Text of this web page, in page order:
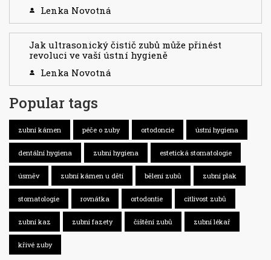
Lenka Novotná
Jak ultrasonický čistič zubů může přinést
revoluci ve vaší ústní hygieně
Lenka Novotná
Popular tags
zubní kámen péče o zuby ortodoncie ústní hygiena
dentální hygiena zubní hygiena estetická stomatologie
úsměv zubní kámen u dětí bělení zubů zubní plak
stomatologie rovnátka ortodontie citlivost zubů
zubní kaz zubní fazety čištění zubů zubní lékař
křivé zuby